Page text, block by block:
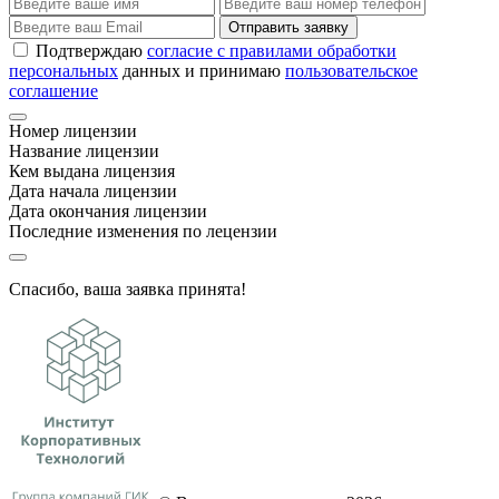
Отправить заявку
Подтверждаю согласие с правилами обработки
персональных данных и принимаю пользовательское
соглашение
Номер лицензии
Название лицензии
Кем выдана лицензия
Дата начала лицензии
Дата окончания лицензии
Последние изменения по лецензии
Спасибо, ваша заявка принята!